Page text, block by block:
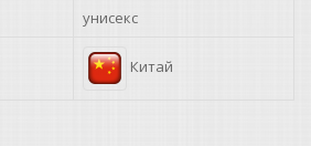
унисекс
Китай